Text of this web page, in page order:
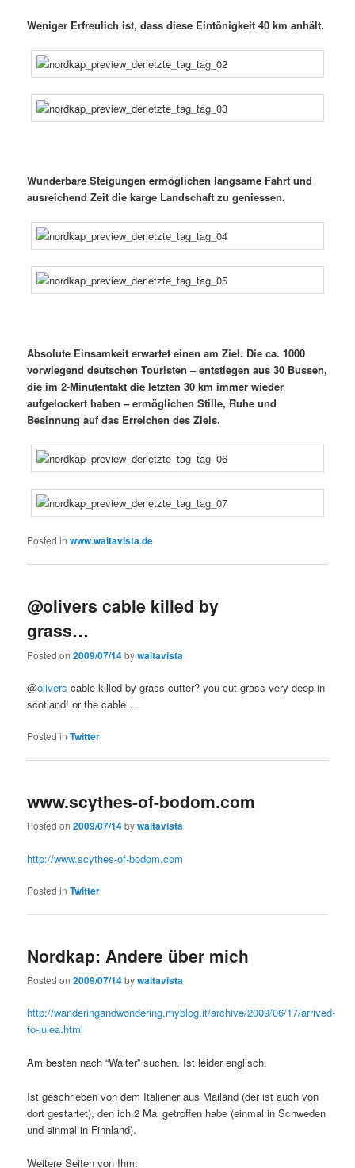
Weniger Erfreulich ist, dass diese Eintönigkeit 40 km anhält.
Wunderbare Steigungen ermöglichen langsame Fahrt und
ausreichend Zeit die karge Landschaft zu geniessen.
Absolute Einsamkeit erwartet einen am Ziel. Die ca. 1000
vorwiegend deutschen Touristen – entstiegen aus 30 Bussen,
die im 2-Minutentakt die letzten 30 km immer wieder
aufgelockert haben – ermöglichen Stille, Ruhe und
Besinnung auf das Erreichen des Ziels.
Posted in www.waltavista.de
@olivers cable killed by
grass…
Posted on2009/07/14bywaltavista
@olivers cable killed by grass cutter? you cut grass very deep in
scotland! or the cable….
Posted in Twitter
www.scythes-of-bodom.com
Posted on2009/07/14bywaltavista
http://www.scythes-of-bodom.com
Posted in Twitter
Nordkap: Andere über mich
Posted on2009/07/14bywaltavista
http://wanderingandwondering.myblog.it/archive/2009/06/17/arrived-
to-lulea.html
Am besten nach “Walter” suchen. Ist leider englisch.
Ist geschrieben von dem Italiener aus Mailand (der ist auch von
dort gestartet), den ich 2 Mal getroffen habe (einmal in Schweden
und einmal in Finnland).
Weitere Seiten von Ihm: